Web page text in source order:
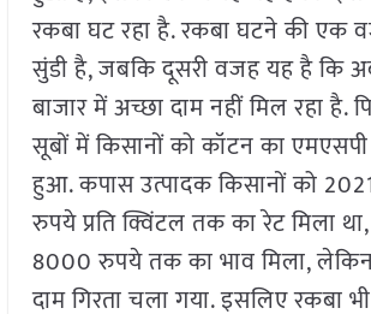
रकबा घट रहा है. रकबा घटने की एक
सुंडी है, जबकि दूसरी वजह यह है क‍ि
बाजार में अच्छा दाम नहीं मिल रहा
सूबों में क‍िसानों को कॉटन का
हुआ. कपास उत्पादक किसानों को
रुपये प्रति क्विंटल तक का रेट मिला
8000 रुपये तक का भाव मिला,
दाम गिरता चला गया. इसलिए रकबा